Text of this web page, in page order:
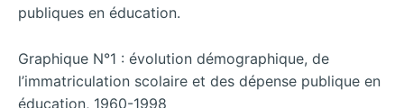
publiques en éducation.
Graphique N°1 : évolution démographique, de
l’immatriculation scolaire et des dépense publique en
éducation, 1960-1998